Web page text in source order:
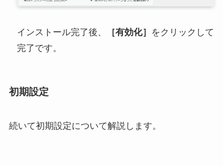
インストール完了後、 ［有効化］
をクリックして
完了です。
初期設定
続いて初期設定について解説します。